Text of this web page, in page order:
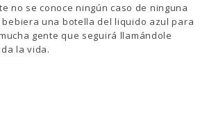
no se conoce ningún caso de ninguna
una botella del liquido azul para
gente que seguirá llamándole
la vida.